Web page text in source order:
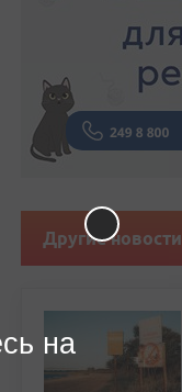
Другие новости
на